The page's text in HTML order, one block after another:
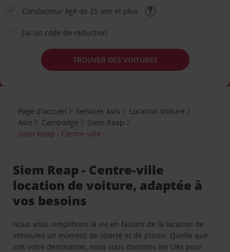
Conducteur âgé de 25 ans et plus
J’ai un code de réduction
TROUVER DES VOITURES
Page d'accueil Services Avis
Location Voiture
Asie
Cambodge
Siem Reap
Siem Reap - Centre-ville
Siem Reap - Centre-ville
location de voiture, adaptée à
vos besoins
Nous vous simplifions la vie en faisant de la location de
véhicules un moment de liberté et de plaisir. Quelle que
soit votre destination, nous vous donnons les clés pour